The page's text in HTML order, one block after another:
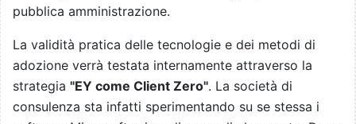
pubblica amministrazione.
La validità pratica delle tecnologie e dei metodi di
adozione verrà testata internamente attraverso la
strategia "EY come Client Zero". La società di
consulenza sta infatti sperimentando su se stessa i